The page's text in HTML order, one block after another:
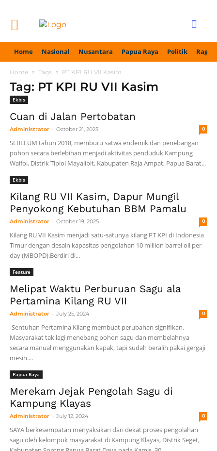
Home Nasional Nusantara Papua Raya Politik
Home Tags PT KPI RU VII Kasim
Tag: PT KPI RU VII Kasim
Ekbis
Cuan di Jalan Pertobatan
Administrator - October 21, 2025 0
SEBELUM tahun 2018, memburu satwa endemik dan penebangan
pohon secara berlebihan menjadi aktivitas penduduk Kampung
Waifoi, Distrik Tiplol Mayalibit, Kabupaten Raja Ampat, Papua Barat...
Ekbis
Kilang RU VII Kasim, Dapur Mungil
Penyokong Kebutuhan BBM Pamalu
Administrator - October 19, 2025 0
Kilang RU VII Kasim menjadi satu-satunya kilang PT KPI di Indonesia
Timur dengan desain kapasitas pengolahan 10 million barrel oil per
day (MBOPD).Berdiri di...
Feature
Melipat Waktu Perburuan Sagu ala
Pertamina Kilang RU VII
Administrator - July 25, 2024 0
-Sentuhan Pertamina Kilang membuat perubahan signifikan.
Masyarakat tak lagi menebang pohon sagu dan membelahnya
secara manual menggunakan kapak, tapi sudah beralih pakai gergaji
mesin....
Papua Raya
Merekam Jejak Pengolah Sagu di
Kampung Klayas
Administrator - July 12, 2024 0
SAYA berkesempatan menyaksikan dari dekat proses pengolahan
sagu oleh kelompok masyarakat di Kampung Klayas, Distrik Seget,